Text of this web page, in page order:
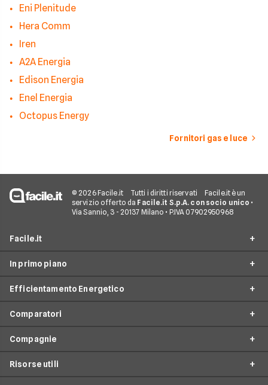
Eni Plenitude
Hera Comm
Iren
A2A Energia
Edison Energia
Enel Energia
Octopus Energy
Fornitori gas e luce
© 2026 Facile.it Tutti i diritti riservati
Facile.it è un
servizio offerto da Facile.it S.p.A. con socio unico •
Via Sannio, 3 - 20137 Milano • P.IVA 07902950968
Facile.it
Assicurazioni
Prestiti
Conti e Carte
In primo piano
Offerte Luce e Gas
Offerte Energia Elettrica
Efficientamento Energetico
Impianto fotovoltaico
Caldaia a condensazione
Climatizzazione
Comparatori
Costo Gas
Costo Kwh
Compagnie
Risorse utili